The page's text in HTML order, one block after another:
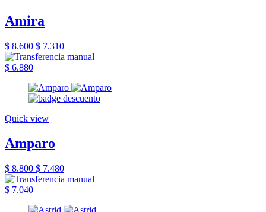
Amira
$ 8.600 $ 7.310
$ 6.880
Quick view
Amparo
$ 8.800 $ 7.480
$ 7.040